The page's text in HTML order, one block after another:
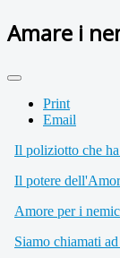
Amare i
Print
Email
Il poliziotto che
Il potere
Amore per i
Siamo chiamati